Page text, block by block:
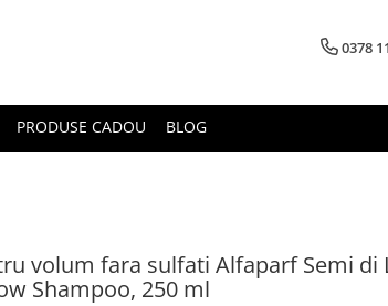
0378
PRODUSE CADOU BLOG
volum fara sulfati Alfaparf Semi di
Shampoo, 250 ml